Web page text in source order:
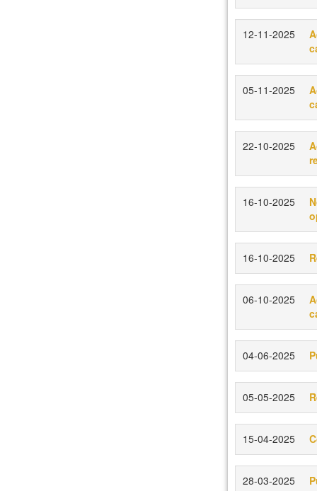
12-11-2025
05-11-2025
22-10-2025
16-10-2025
16-10-2025
06-10-2025
04-06-2025
05-05-2025
15-04-2025
28-03-2025